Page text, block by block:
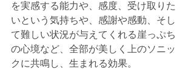
を実感する能力や、感度、受け取りた
いという気持ちや、感謝や感動、そし
て難しい状況が与えてくれる崖っぷち
の心境など、全部が美しく上のソニッ
クに共鳴し、生まれる効果。